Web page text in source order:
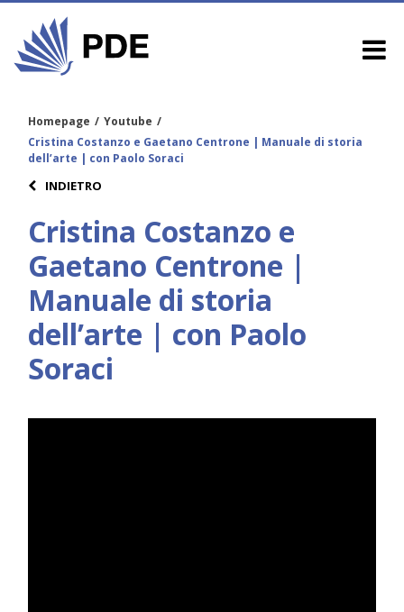
Homepage / Youtube /
Cristina Costanzo e Gaetano Centrone | Manuale di storia
dell’arte | con Paolo Soraci
INDIETRO
Cristina Costanzo e
Gaetano Centrone |
Manuale di storia
dell’arte | con Paolo
Soraci